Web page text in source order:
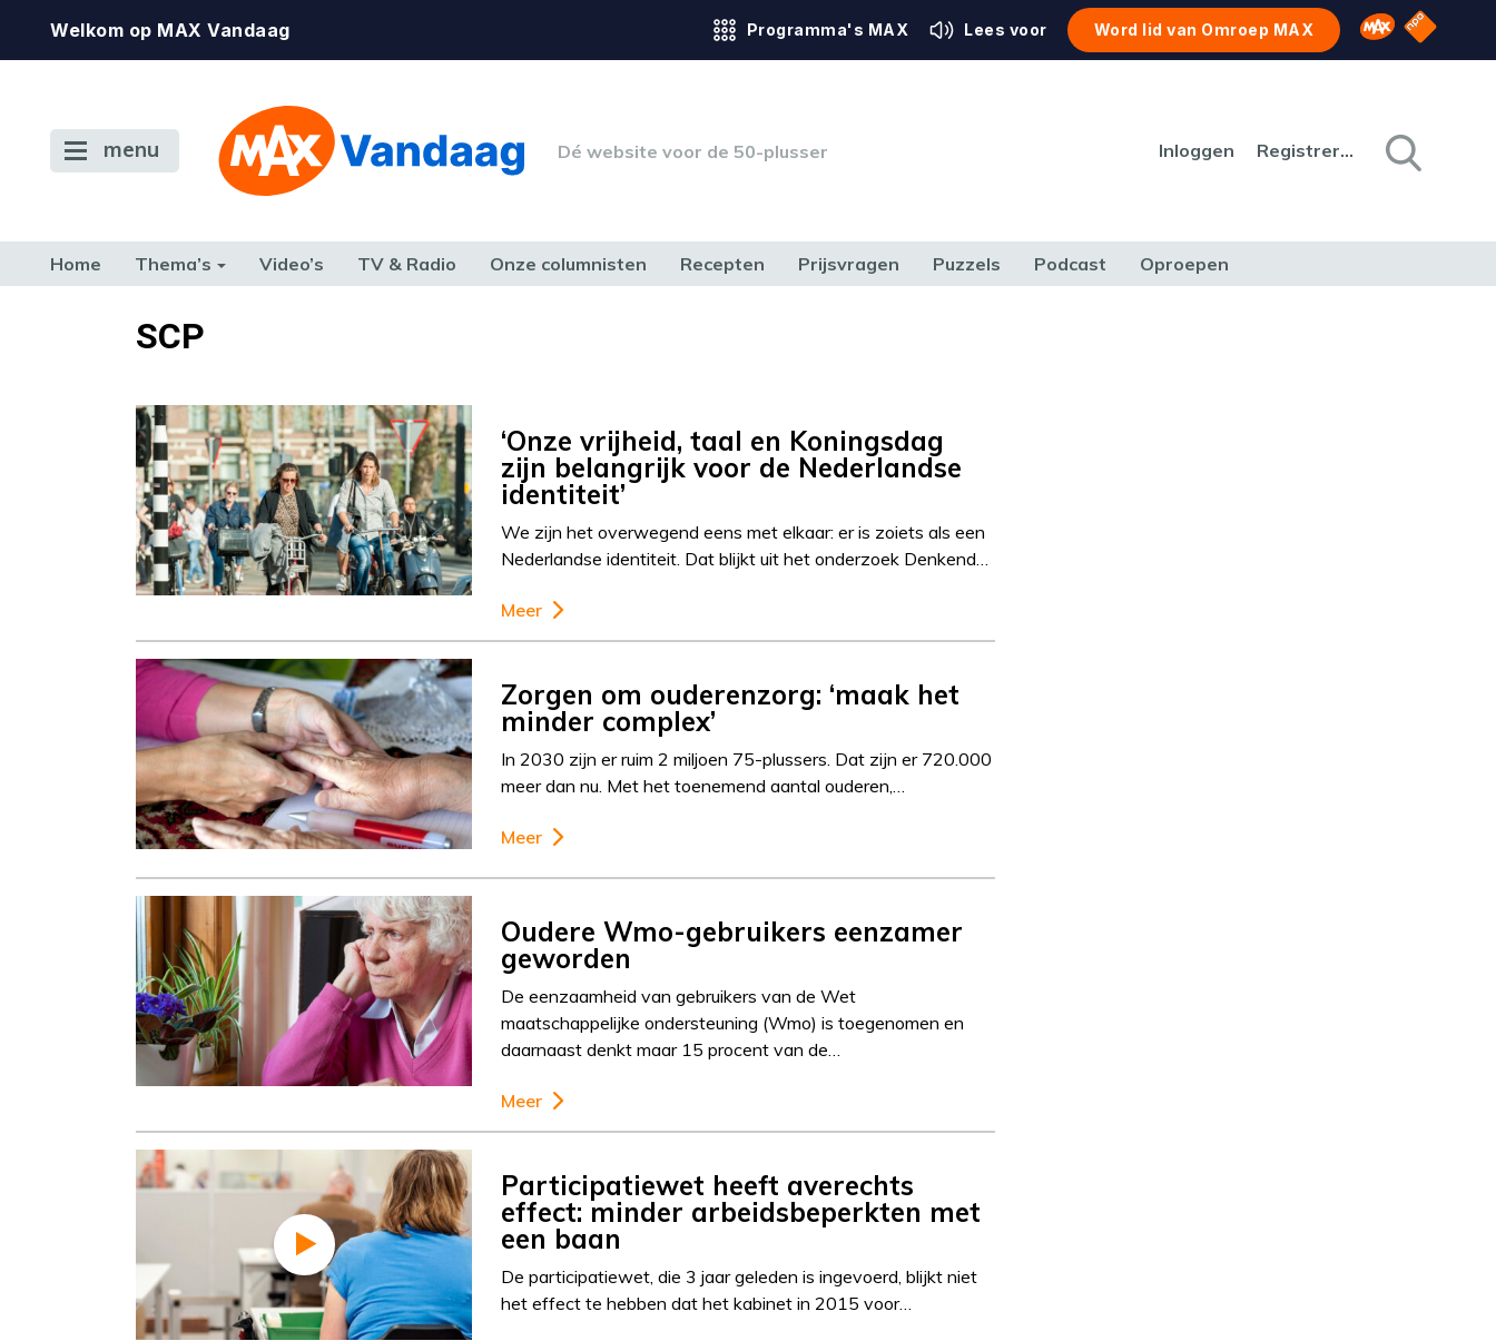
Welkom op MAX Vandaag Programma's MAX Lees voor Word lid van Omroep MAX Omroep MAX
NPO
menu Dé website voor de 50-plusser Inloggen Registreren
Home Thema’s Video’s TV & Radio Onze columnisten Recepten Prijsvragen Puzzels Podcast Oproepen
TERUG NAAR TOEN
SCP
‘Onze vrijheid, taal en Koningsdag
zijn belangrijk voor de Nederlandse
identiteit’
We zijn het overwegend eens met elkaar: er is zoiets als een
Nederlandse identiteit. Dat blijkt uit het onderzoek Denkend…
Meer
Zorgen om ouderenzorg: ‘maak het
minder complex’
In 2030 zijn er ruim 2 miljoen 75-plussers. Dat zijn er 720.000
meer dan nu. Met het toenemend aantal ouderen,…
Meer
Oudere Wmo-gebruikers eenzamer
geworden
De eenzaamheid van gebruikers van de Wet
maatschappelijke ondersteuning (Wmo) is toegenomen en
daarnaast denkt maar 15 procent van de…
Meer
Participatiewet heeft averechts
effect: minder arbeidsbeperkten met
een baan
De participatiewet, die 3 jaar geleden is ingevoerd, blijkt niet
het effect te hebben dat het kabinet in 2015 voor…